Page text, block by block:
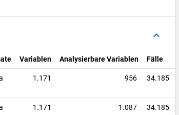
keyboard_arrow_up
Variablen Analysierbare Variablen Fälle
1.171 956 34.185
1.171 1.087 34.185